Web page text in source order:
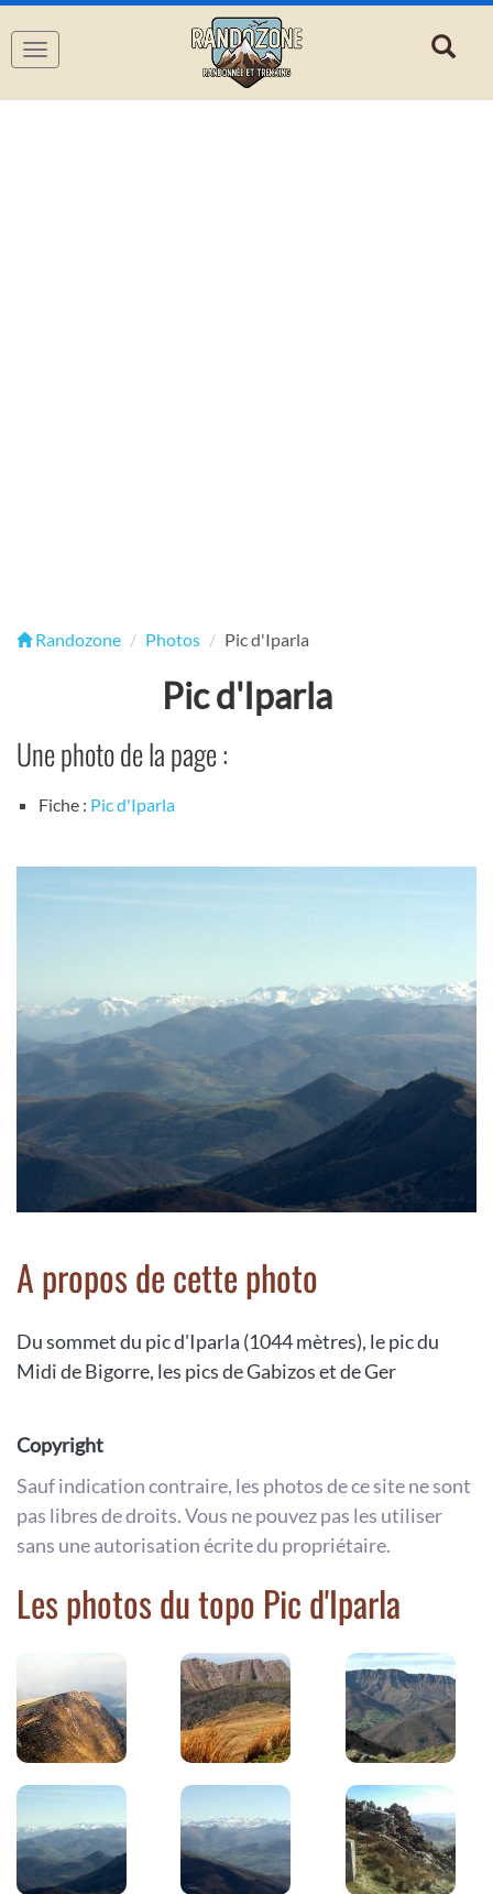
Navigation
Randozone Photos Pic d'Iparla
Pic d'Iparla
Une photo de la page :
Fiche : Pic d'Iparla
A propos de cette photo
Du sommet du pic d'Iparla (1044 mètres), le pic du
Midi de Bigorre, les pics de Gabizos et de Ger
Copyright
Sauf indication contraire, les photos de ce site ne sont
pas libres de droits. Vous ne pouvez pas les utiliser
sans une autorisation écrite du propriétaire.
Les photos du topo Pic d'Iparla